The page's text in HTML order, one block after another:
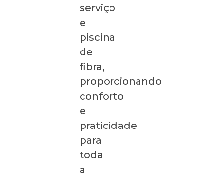
serviço
e
piscina
de
fibra,
proporcionando
conforto
e
praticidade
para
toda
a